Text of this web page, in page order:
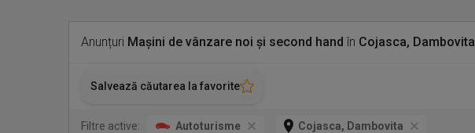
Anunțuri Mașini de vânzare noi și second hand în Cojasca, Dambovita
Salvează căutarea la favorite
Filtre active: Autoturisme Cojasca, Dambovita